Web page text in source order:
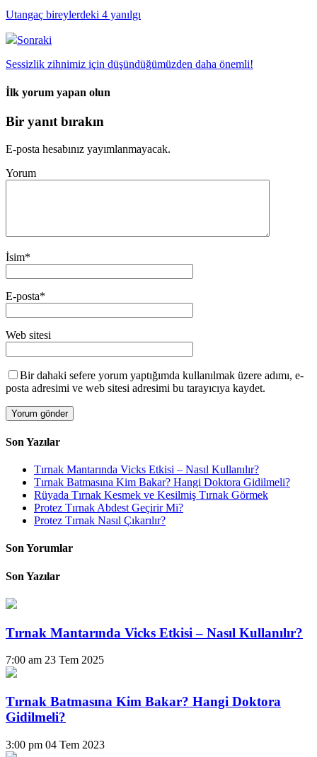
Utangaç bireylerdeki 4 yanılgı
Sonraki
Sessizlik zihnimiz için düşündüğümüzden daha önemli!
İlk yorum yapan olun
Bir yanıt bırakın
E-posta hesabınız yayımlanmayacak.
Yorum
İsim*
E-posta*
Web sitesi
Bir dahaki sefere yorum yaptığımda kullanılmak üzere adımı, e-
posta adresimi ve web sitesi adresimi bu tarayıcıya kaydet.
Son Yazılar
Tırnak Mantarında Vicks Etkisi – Nasıl Kullanılır?
Tırnak Batmasına Kim Bakar? Hangi Doktora Gidilmeli?
Rüyada Tırnak Kesmek ve Kesilmiş Tırnak Görmek
Protez Tırnak Abdest Geçirir Mi?
Protez Tırnak Nasıl Çıkarılır?
Son Yorumlar
Son Yazılar
Tırnak Mantarında Vicks Etkisi – Nasıl Kullanılır?
7:00 am 23 Tem 2025
Tırnak Batmasına Kim Bakar? Hangi Doktora
Gidilmeli?
3:00 pm 04 Tem 2023